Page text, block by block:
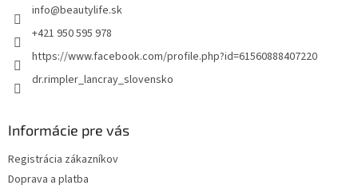
info@beautylife.sk
+421 950 595 978
https://www.facebook.com/profile.php?id=61560888407220
dr.rimpler_lancray_slovensko
Informácie pre vás
Registrácia zákazníkov
Doprava a platba